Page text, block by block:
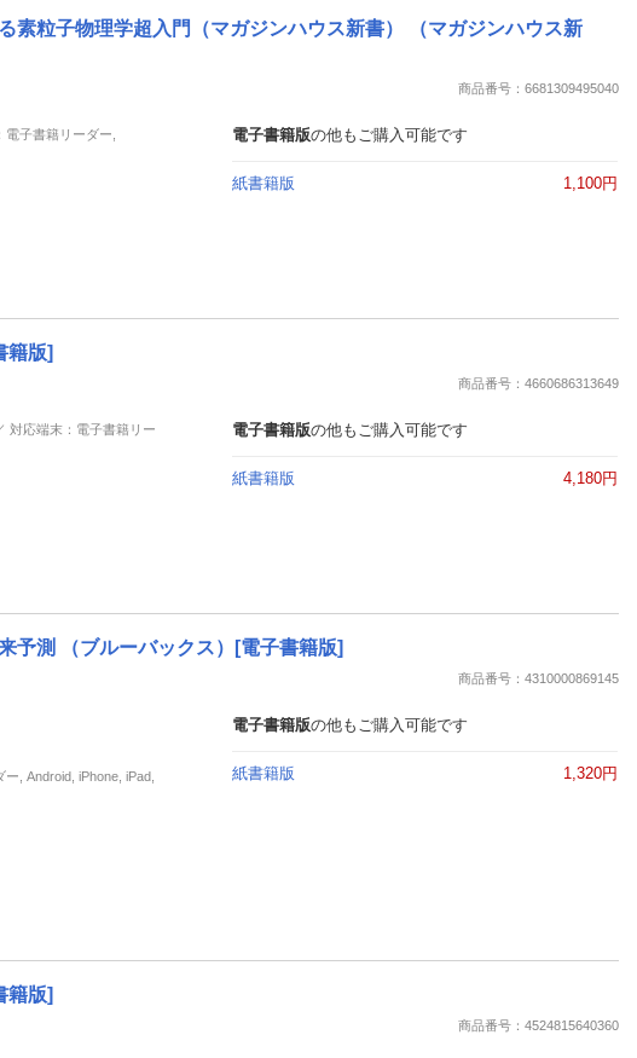
楽天チケット
推し楽
粒子物理学超入門（マガジンハウス新書） （マガジンハウス新
商品番号：6681309495040
子書籍リーダー,
電子書籍版の他もご購入可能です
紙書籍版 1,100円
籍版]
商品番号：4660686313649
対応端末：電子書籍リー
電子書籍版の他もご購入可能です
紙書籍版 4,180円
測 （ブルーバックス）[電子書籍版]
商品番号：4310000869145
, Android, iPhone, iPad,
電子書籍版の他もご購入可能です
紙書籍版 1,320円
籍版]
商品番号：4524815640360